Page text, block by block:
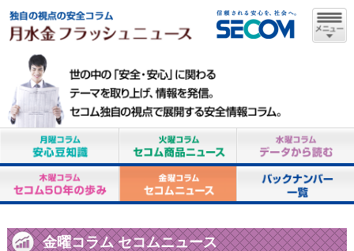
金曜コラム セコムニュース